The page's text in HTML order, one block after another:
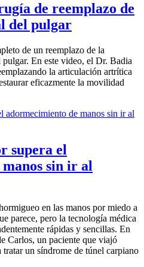
de reemplazo de
del pulgar
de un reemplazo de la
En este video, el Dr. Badia
la articulación artrítica
eficazmente la movilidad
supera el
sin ir al
en las manos por miedo a
parece, pero la tecnología médica
rápidas y sencillas. En
Carlos, un paciente que viajó
un síndrome de túnel carpiano